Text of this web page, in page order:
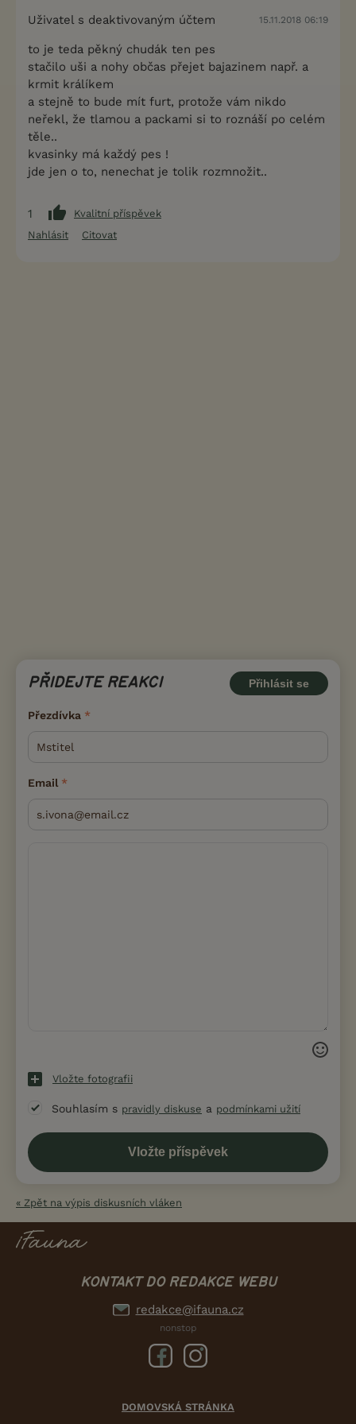
Uživatel s deaktivovaným účtem 15.11.2018 06:19
to je teda pěkný chudák ten pes
stačilo uši a nohy občas přejet bajazinem např. a
krmit králíkem
a stejně to bude mít furt, protože vám nikdo
neřekl, že tlamou a packami si to roznáší po celém
těle..
kvasinky má každý pes !
jde jen o to, nenechat je tolik rozmnožit..
1
Kvalitní příspěvek
Nahlásit
Citovat
PŘIDEJTE REAKCI Přihlásit se
Přezdívka
Email
Vložte fotografii
Souhlasím s pravidly diskuse a podmínkami užití
« Zpět na výpis diskusních vláken
KONTAKT DO REDAKCE WEBU
redakce@ifauna.cz
nonstop
DOMOVSKÁ STRÁNKA